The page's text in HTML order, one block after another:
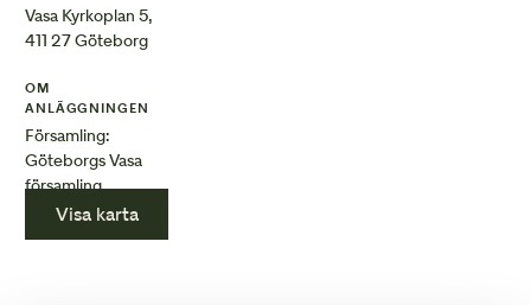
Visa karta
Vasa Kyrkoplan 5,
411 27 Göteborg
OM
ANLÄGGNINGEN
Församling:
Göteborgs Vasa
församling